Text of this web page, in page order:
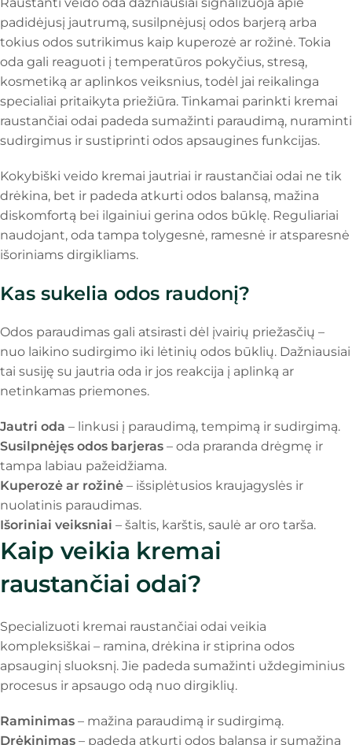
padidėjusį jautrumą, susilpnėjusį odos barjerą arba
tokius odos sutrikimus kaip kuperozė ar rožinė. Tokia
oda gali reaguoti į temperatūros pokyčius, stresą,
kosmetiką ar aplinkos veiksnius, todėl jai reikalinga
specialiai pritaikyta priežiūra. Tinkamai parinkti kremai
raustančiai odai padeda sumažinti paraudimą, nuraminti
sudirgimus ir sustiprinti odos apsaugines funkcijas.
Kokybiški veido kremai jautriai ir raustančiai odai ne tik
drėkina, bet ir padeda atkurti odos balansą, mažina
diskomfortą bei ilgainiui gerina odos būklę. Reguliariai
naudojant, oda tampa tolygesnė, ramesnė ir atsparesnė
išoriniams dirgikliams.
Kas sukelia odos raudonį?
Odos paraudimas gali atsirasti dėl įvairių priežasčių –
nuo laikino sudirgimo iki lėtinių odos būklių. Dažniausiai
tai susiję su jautria oda ir jos reakcija į aplinką ar
netinkamas priemones.
Jautri oda – linkusi į paraudimą, tempimą ir sudirgimą.
Susilpnėjęs odos barjeras – oda praranda drėgmę ir
tampa labiau pažeidžiama.
Kuperozė ar rožinė – išsiplėtusios kraujagyslės ir
nuolatinis paraudimas.
Išoriniai veiksniai – šaltis, karštis, saulė ar oro tarša.
Kaip veikia kremai
raustančiai odai?
Specializuoti kremai raustančiai odai veikia
kompleksiškai – ramina, drėkina ir stiprina odos
apsauginį sluoksnį. Jie padeda sumažinti uždegiminius
procesus ir apsaugo odą nuo dirgiklių.
Raminimas – mažina paraudimą ir sudirgimą.
Drėkinimas – padeda atkurti odos balansą ir sumažina